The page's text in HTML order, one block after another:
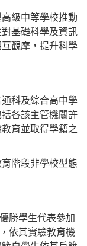
級中等學校推動
基礎科學及資訊
觀摩，提升科學
科及綜合高中學
各該主管機關許
育並取得學籍之
階段非學校型態
勝學生代表參加
依其實驗教育機